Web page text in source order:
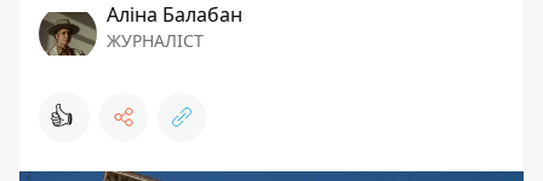
Аліна Балабан
ЖУРНАЛІСТ
👍